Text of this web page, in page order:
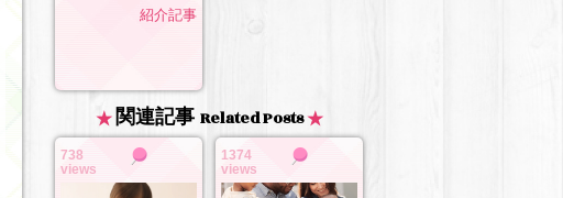
紹介記事
関連記事 Related Posts
738
views
1374
views